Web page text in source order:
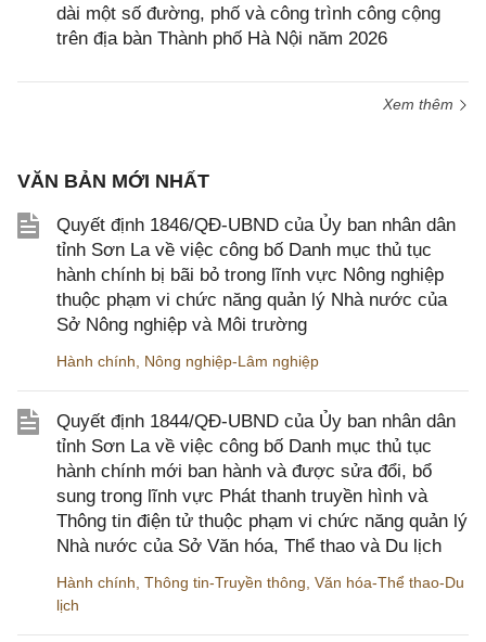
dài một số đường, phố và công trình công cộng
trên địa bàn Thành phố Hà Nội năm 2026
Xem thêm
VĂN BẢN MỚI NHẤT
Quyết định 1846/QĐ-UBND của Ủy ban nhân dân
tỉnh Sơn La về việc công bố Danh mục thủ tục
hành chính bị bãi bỏ trong lĩnh vực Nông nghiệp
thuộc phạm vi chức năng quản lý Nhà nước của
Sở Nông nghiệp và Môi trường
Hành chính Nông nghiệp-Lâm nghiệp
Quyết định 1844/QĐ-UBND của Ủy ban nhân dân
tỉnh Sơn La về việc công bố Danh mục thủ tục
hành chính mới ban hành và được sửa đổi, bổ
sung trong lĩnh vực Phát thanh truyền hình và
Thông tin điện tử thuộc phạm vi chức năng quản lý
Nhà nước của Sở Văn hóa, Thể thao và Du lịch
Hành chính Thông tin-Truyền thông Văn hóa-Thể thao-Du
lịch